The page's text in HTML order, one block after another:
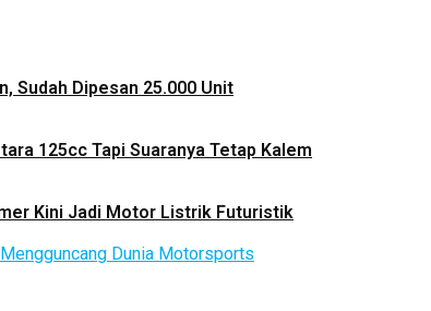
Sudah Dipesan 25.000 Unit
125cc Tapi Suaranya Tetap Kalem
Kini Jadi Motor Listrik Futuristik